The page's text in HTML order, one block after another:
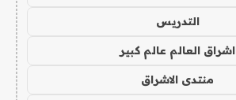
التدريس
اشراق العالم عالم كبير
منتدى الاشراق